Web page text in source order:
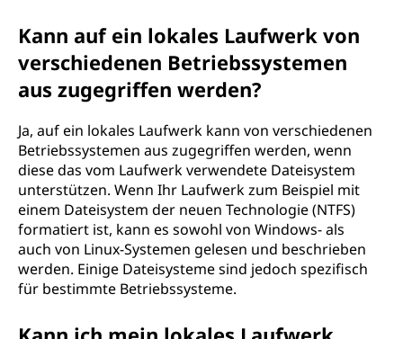
Kann auf ein lokales Laufwerk von
verschiedenen Betriebssystemen
aus zugegriffen werden?
Ja, auf ein lokales Laufwerk kann von verschiedenen
Betriebssystemen aus zugegriffen werden, wenn
diese das vom Laufwerk verwendete Dateisystem
unterstützen. Wenn Ihr Laufwerk zum Beispiel mit
einem Dateisystem der neuen Technologie (NTFS)
formatiert ist, kann es sowohl von Windows- als
auch von Linux-Systemen gelesen und beschrieben
werden. Einige Dateisysteme sind jedoch spezifisch
für bestimmte Betriebssysteme.